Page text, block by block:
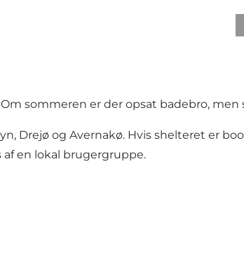
sommeren er der opsat badebro,
Drejø og Avernakø. Hvis shelteret er
af en lokal brugergruppe.